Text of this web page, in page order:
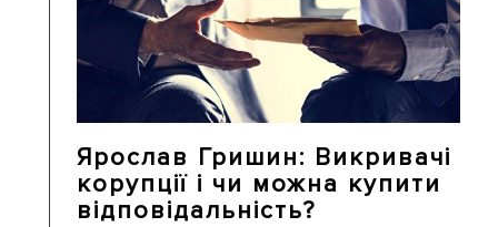
Ярослав Гришин: Викривачі
корупції і чи можна купити
відповідальність?